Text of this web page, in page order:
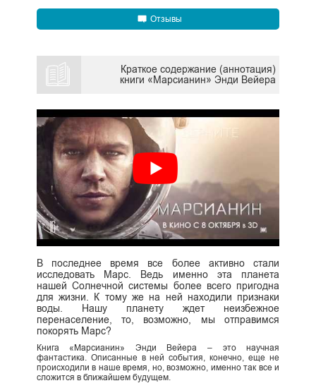
Отзывы
Краткое содержание (аннотация)
книги «Марсианин» Энди Вейера
В последнее время все более активно стали
исследовать Марс. Ведь именно эта планета
нашей Солнечной системы более всего пригодна
для жизни. К тому же на ней находили признаки
воды. Нашу планету ждет неизбежное
перенаселение, то, возможно, мы отправимся
покорять Марс?
Книга «Марсианин» Энди Вейера – это научная
фантастика. Описанные в ней события, конечно, еще не
происходили в наше время, но, возможно, именно так все и
сложится в ближайшем будущем.